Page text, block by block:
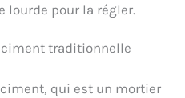
lourde pour la régler.
traditionnelle
qui est un mortier